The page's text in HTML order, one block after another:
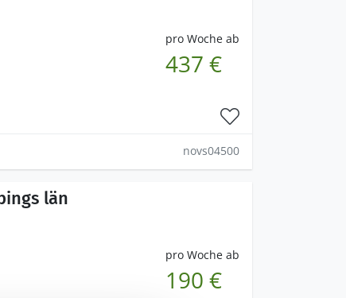
pro Woche ab
437 €
novs04500
län
pro Woche ab
190 €